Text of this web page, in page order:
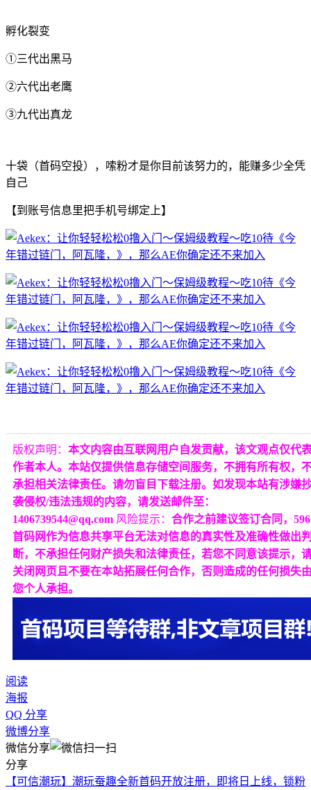
孵化裂变
①三代出黑马
②六代出老鹰
③九代出真龙
十袋（首码空投），嗦粉才是你目前该努力的，能赚多少全凭
自己
【到账号信息里把手机号绑定上】
版权声明： 本文内容由互联网用户自发贡献，该文观点仅代
作者本人。本站仅提供信息存储空间服务，不拥有所有权，
承担相关法律责任。请勿盲目下载注册。如发现本站有涉嫌
袭侵权/违法违规的内容，请发送邮件至：
1406739544@qq.com 风险提示： 合作之前建议签订合同，596
首码网作为信息共享平台无法对信息的真实性及准确性做出
断，不承担任何财产损失和法律责任，若您不同意该提示，
关闭网页且不要在本站拓展任何合作，否则造成的任何损失
您个人承担。
阅读
海报
QQ 分享
微博分享
微信分享
分享
【可信潮玩】潮玩蚕趣全新首码开放注册，即将日上线，锁粉